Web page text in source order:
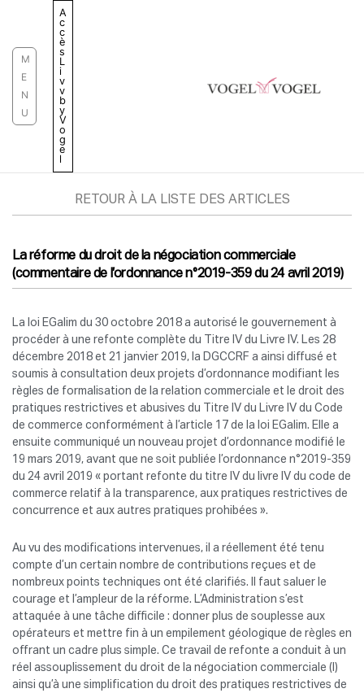
M
E
N
U
A
c
c
è
s
L
i
v
v
b
y
V
o
g
e
l
RETOUR À LA LISTE DES ARTICLES
La réforme du droit de la négociation commerciale
(commentaire de l’ordonnance n°2019-359 du 24 avril 2019)
La loi EGalim du 30 octobre 2018 a autorisé le gouvernement à
procéder à une refonte complète du Titre IV du Livre IV. Les 28
décembre 2018 et 21 janvier 2019, la DGCCRF a ainsi diffusé et
soumis à consultation deux projets d’ordonnance modifiant les
règles de formalisation de la relation commerciale et le droit des
pratiques restrictives et abusives du Titre IV du Livre IV du Code
de commerce conformément à l’article 17 de la loi EGalim. Elle a
ensuite communiqué un nouveau projet d’ordonnance modifié le
19 mars 2019, avant que ne soit publiée l’ordonnance n°2019-359
du 24 avril 2019 « portant refonte du titre IV du livre IV du code de
commerce relatif à la transparence, aux pratiques restrictives de
concurrence et aux autres pratiques prohibées ».
Au vu des modifications intervenues, il a réellement été tenu
compte d’un certain nombre de contributions reçues et de
nombreux points techniques ont été clarifiés. Il faut saluer le
courage et l’ampleur de la réforme. L’Administration s’est
attaquée à une tâche difficile : donner plus de souplesse aux
opérateurs et mettre fin à un empilement géologique de règles en
offrant un cadre plus simple. Ce travail de refonte a conduit à un
réel assouplissement du droit de la négociation commerciale (I)
ainsi qu’à une simplification du droit des pratiques restrictives de